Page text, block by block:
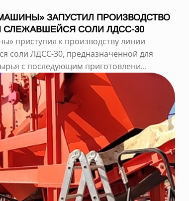
ЗАПУСТИЛ ПРОИЗВОДСТВО
СОЛИ ЛДСС-30
приступил к производству линии
соли ЛДСС-30, предназначенной для
с последующим приготовлени...